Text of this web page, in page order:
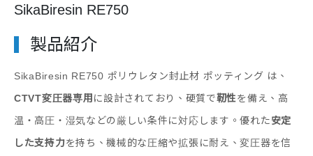
SikaBiresin RE750
製品紹介
SikaBiresin RE750 ポリウレタン封止材 ポッティング は、
CTVT変圧器専用に設計されており、硬質で靭性を備え、高
温・高圧・湿気などの厳しい条件に対応します。優れた安定
した支持力を持ち、機械的な圧縮や拡張に耐え、変圧器を信